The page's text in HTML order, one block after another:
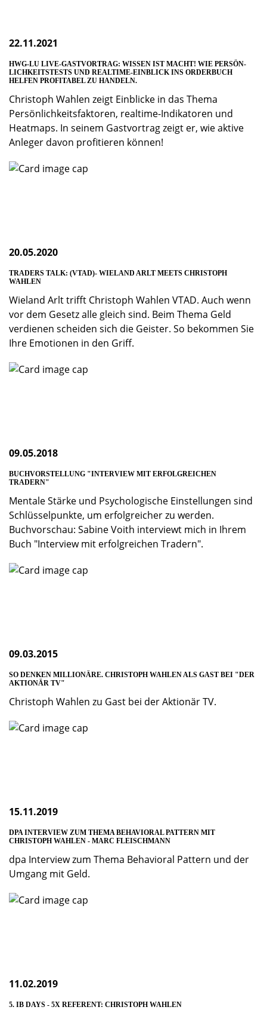
22.11.2021
HWG-LU LIVE-GASTVORTRAG: WISSEN IST MACHT! WIE PERSÖN­
LICHKEITS­TESTS UND REALTIME-EINBLICK INS ORDERBUCH
HELFEN PROFITABEL ZU HANDELN.
Christoph Wahlen zeigt Einblicke in das Thema
Persönlich­keitsfaktoren, realtime-Indikatoren und
Heatmaps. In seinem Gastvortrag zeigt er, wie aktive
Anleger davon profitieren können!
20.05.2020
TRADERS TALK: (VTAD)- WIELAND ARLT MEETS CHRISTOPH
WAHLEN
Wieland Arlt trifft Christoph Wahlen VTAD. Auch wenn
vor dem Gesetz alle gleich sind. Beim Thema Geld
verdienen scheiden sich die Geister. So be­kommen Sie
Ihre Emotionen in den Griff.
09.05.2018
BUCHVORSTELLUNG "INTERVIEW MIT ERFOLGREICHEN
TRADERN"
Mentale Stärke und Psychologische Einstellungen sind
Schlüsselpunkte, um erfolgreicher zu werden.
Buchvorschau: Sabine Voith interviewt mich in Ihrem
Buch "Interview mit erfolgreichen Tradern".
09.03.2015
SO DENKEN MILLIONÄRE. CHRISTOPH WAHLEN ALS GAST BEI "DER
AKTIONÄR TV"
Christoph Wahlen zu Gast bei der Aktionär TV.
15.11.2019
DPA INTERVIEW ZUM THEMA BEHAVIORAL PATTERN MIT
CHRISTOPH WAHLEN - MARC FLEISCHMANN
dpa Interview zum Thema Behavioral Pattern und der
Umgang mit Geld.
11.02.2019
5. IB DAYS - 5X REFERENT: CHRISTOPH WAHLEN